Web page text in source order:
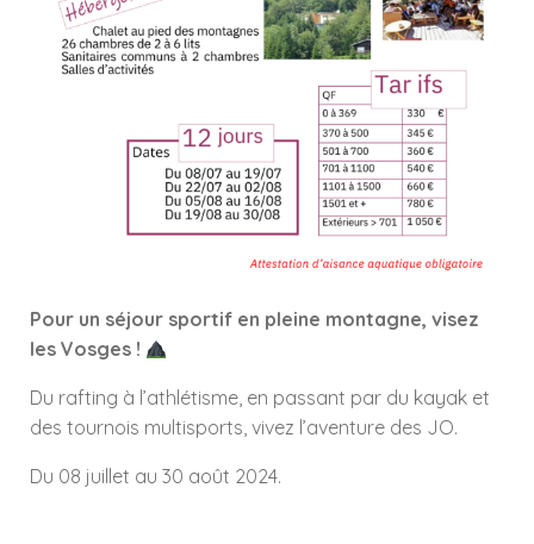
Pour un séjour sportif en pleine montagne, visez
les Vosges !
Du rafting à l’athlétisme, en passant par du kayak et
des tournois multisports, vivez l’aventure des JO.
Du 08 juillet au 30 août 2024.